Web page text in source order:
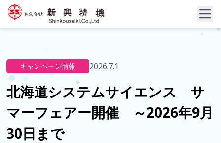
キャンペーン情報 2026.7.1
北海道システムサイエンス サ
マーフェアー開催 ～2026年9月
30日まで